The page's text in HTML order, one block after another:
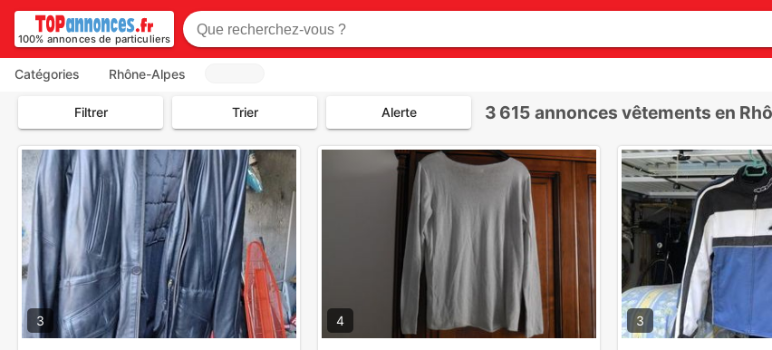
100% annonces de particuliers
Catégories Rhône-Alpes
Filtrer Trier Alerte 3 615 annonces vêtements en
3 4 3